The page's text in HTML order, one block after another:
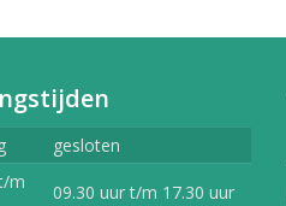
gesloten
m
09.30 uur t/m 17.30 uur